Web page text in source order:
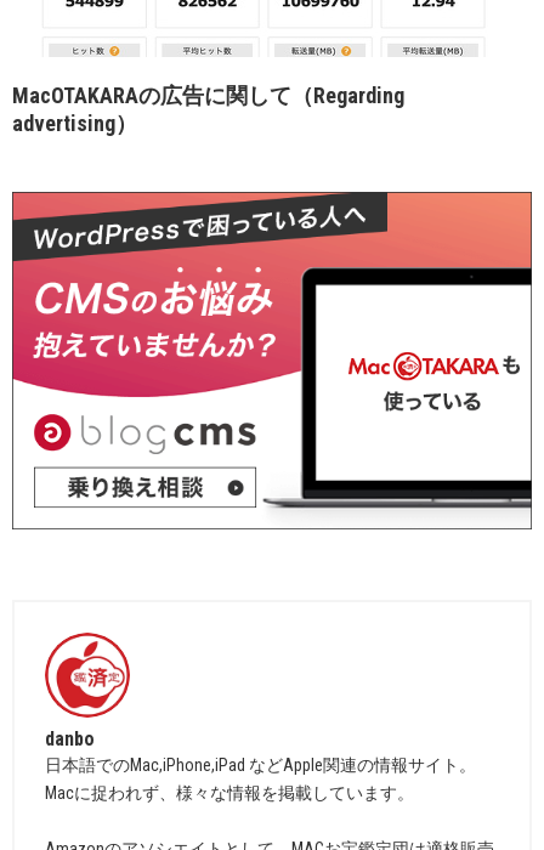
MacOTAKARAの広告に関して（Regarding
advertising）
danbo
日本語でのMac,iPhone,iPad などApple関連の情報サイト。
Macに捉われず、様々な情報を掲載しています。